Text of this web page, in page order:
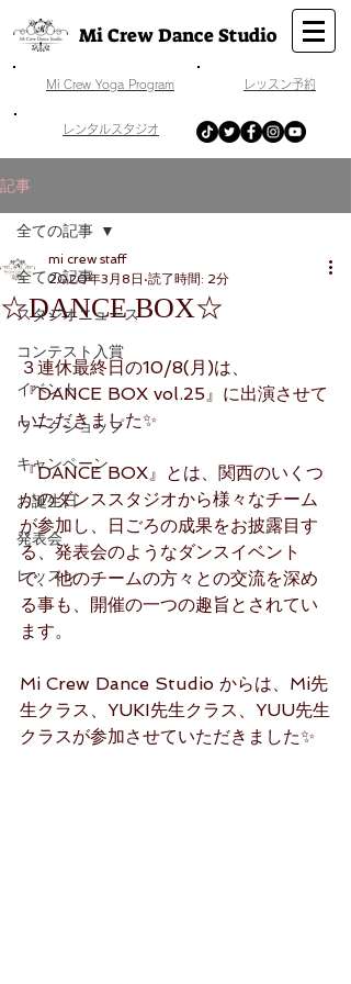
Mi Crew Dance Studio
​Mi Crew Yoga Program ​レッスン予約
​レンタルスタジオ
記事
全ての記事
スタジオニュース
コンテスト入賞
イベント
ワークショップ
キャンペーン
お誕生日
発表会
レッスン
全ての記事
☆DANCE BOX☆
mi crew staff
2020年3月8日 読了時間: 2分
３連休最終日の10/8(月)は、
『DANCE BOX vol.25』に出演させて
いただきました✨
『DANCE BOX』とは、関西のいくつ
かのダンススタジオから様々なチーム
が参加し、日ごろの成果をお披露目す
る、発表会のようなダンスイベント
で、他のチームの方々との交流を深め
る事も、開催の一つの趣旨とされてい
ます。
Mi Crew Dance Studio からは、Mi先
生クラス、YUKI先生クラス、YUU先生
クラスが参加させていただきました✨